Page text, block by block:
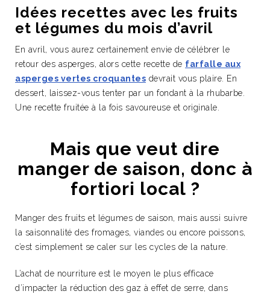
Idées recettes avec les fruits
et légumes du mois d’avril
En avril, vous aurez certainement envie de célébrer le
retour des asperges, alors cette recette de farfalle aux
asperges vertes croquantes devrait vous plaire. En
dessert, laissez-vous tenter par un fondant à la rhubarbe.
Une recette fruitée à la fois savoureuse et originale.
Mais que veut dire
manger de saison, donc à
fortiori local ?
Manger des fruits et légumes de saison, mais aussi suivre
la saisonnalité des fromages, viandes ou encore poissons,
c’est simplement se caler sur les cycles de la nature.
L’achat de nourriture est le moyen le plus efficace
d’impacter la réduction des gaz à effet de serre, dans